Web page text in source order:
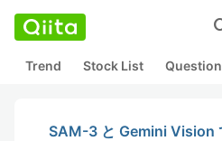
Trend Stock List Question
SAM-3 と Gemini Vision